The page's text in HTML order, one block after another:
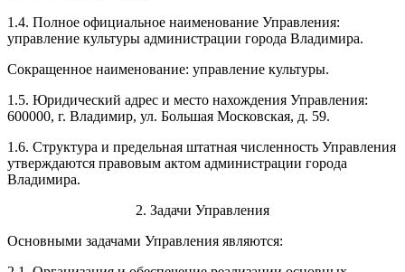
1.4. Полное официальное наименование Управления:
управление культуры администрации города Владимира.
Сокращенное наименование: управление культуры.
1.5. Юридический адрес и место нахождения Управления:
600000, г. Владимир, ул. Большая Московская, д. 59.
1.6. Структура и предельная штатная численность Управления
утверждаются правовым актом администрации города
Владимира.
2. Задачи Управления
Основными задачами Управления являются: